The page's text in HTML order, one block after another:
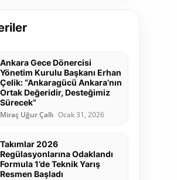
Ankara Gece Dönercisi
Yönetim Kurulu Başkanı Erhan
Çelik: “Ankaragücü Ankara’nın
Ortak Değeridir, Desteğimiz
Sürecek”
Miraç Uğur Çallı Ocak 31, 2026
Takımlar 2026
Regülasyonlarına Odaklandı
Formula 1’de Teknik Yarış
Resmen Başladı